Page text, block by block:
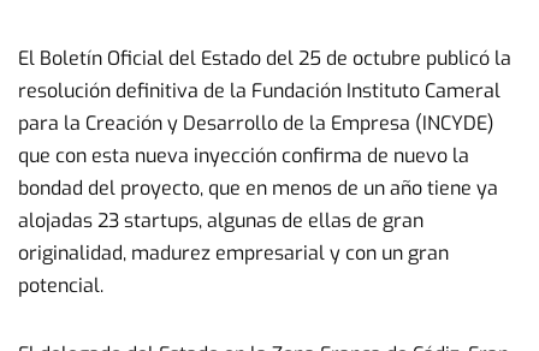
El Boletín Oficial del Estado del 25 de octubre publicó la
resolución definitiva de la Fundación Instituto Cameral
para la Creación y Desarrollo de la Empresa (INCYDE)
que con esta nueva inyección confirma de nuevo la
bondad del proyecto, que en menos de un año tiene ya
alojadas 23 startups, algunas de ellas de gran
originalidad, madurez empresarial y con un gran
potencial.